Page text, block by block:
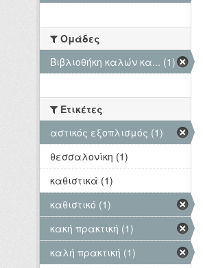
Ομάδες
Βιβλιοθήκη καλών κα... (1)
Ετικέτες
αστικός εξοπλισμός (1)
θεσσαλονίκη (1)
καθιστικά (1)
καθιστικό (1)
κακή πρακτική (1)
καλή πρακτική (1)